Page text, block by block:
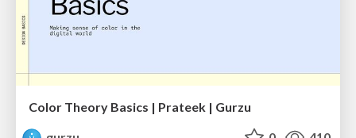
Color Theory Basics | Prateek | Gurzu